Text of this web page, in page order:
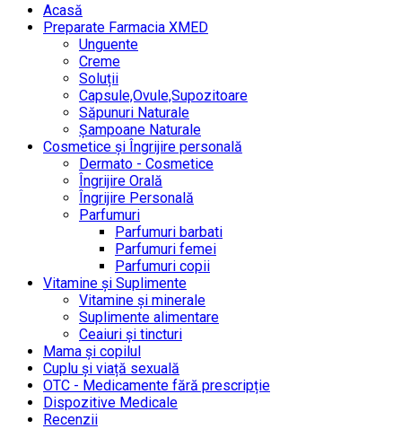
Acasă
Preparate Farmacia XMED
Unguente
Creme
Soluții
Capsule,Ovule,Supozitoare
Săpunuri Naturale
Șampoane Naturale
Cosmetice și Îngrijire personală
Dermato - Cosmetice
Îngrijire Orală
Îngrijire Personală
Parfumuri
Parfumuri barbati
Parfumuri femei
Parfumuri copii
Vitamine și Suplimente
Vitamine și minerale
Suplimente alimentare
Ceaiuri și tincturi
Mama și copilul
Cuplu și viață sexuală
OTC - Medicamente fără prescripție
Dispozitive Medicale
Recenzii